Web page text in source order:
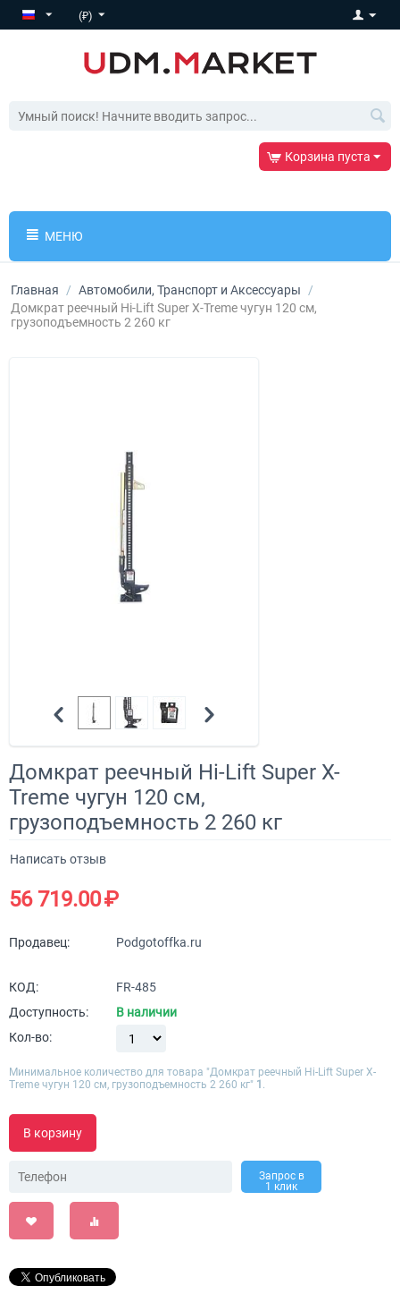
(₽)
Корзина пуста
МЕНЮ
Главная / Автомобили, Транспорт и Аксессуары
/
Домкрат реечный Hi-Lift Super X-Treme чугун 120 см,
грузоподъемность 2 260 кг
Домкрат реечный Hi-Lift Super X-
Treme чугун 120 см,
грузоподъемность 2 260 кг
Написать отзыв
56 719.00₽
Продавец: Podgotoffka.ru
КОД:
FR-485
Доступность:
В наличии
Кол-во:
Минимальное количество для товара "Домкрат реечный Hi-Lift Super X-
Treme чугун 120 см, грузоподъемность 2 260 кг" 1 .
В корзину
Запрос в
1 клик